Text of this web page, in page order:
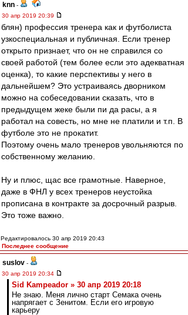
knn -
30 апр 2019 20:39
блян) профессия тренера как и футболиста
узкоспециальная и публичная. Если тренер
открыто признает, что он не справился со
своей работой (тем более если это адекватная
оценка), то какие перспективы у него в
дальнейшем? Это устраиваясь дворником
можно на собеседовании сказать, что в
предыдущем жеке были пи да расы, а я
работал на совесть, но мне не платили и т.п. В
футболе это не прокатит.
Поэтому очень мало тренеров увольняются по
собственному желанию.
Ну и плюс, щас все грамотные. Наверное,
даже в ФНЛ у всех тренеров неустойка
прописана в контракте за досрочный разрыв.
Это тоже важно.
Редактировалось 30 апр 2019 20:43
Последнее сообщение
suslov -
30 апр 2019 20:34
Sid Kampeador » 30 апр 2019 20:18
Не знаю. Меня лично старт Семака очень
напрягает с Зенитом. Если его игровую
карьеру